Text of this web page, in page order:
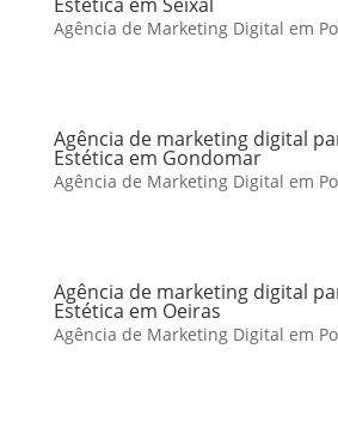
Agência de Marketing Digital em
Agência de marketing digital
Estética em Gondomar
Agência de Marketing Digital em
Agência de marketing digital
Estética em Oeiras
Agência de Marketing Digital em